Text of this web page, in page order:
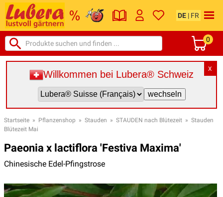
DE | FR
0
X
Willkommen bei Lubera® Schweiz
Startseite » Pflanzenshop » Stauden » STAUDEN nach Blütezeit » Stauden
Blütezeit Mai
Paeonia x lactiflora 'Festiva Maxima'
Chinesische Edel-Pfingstrose